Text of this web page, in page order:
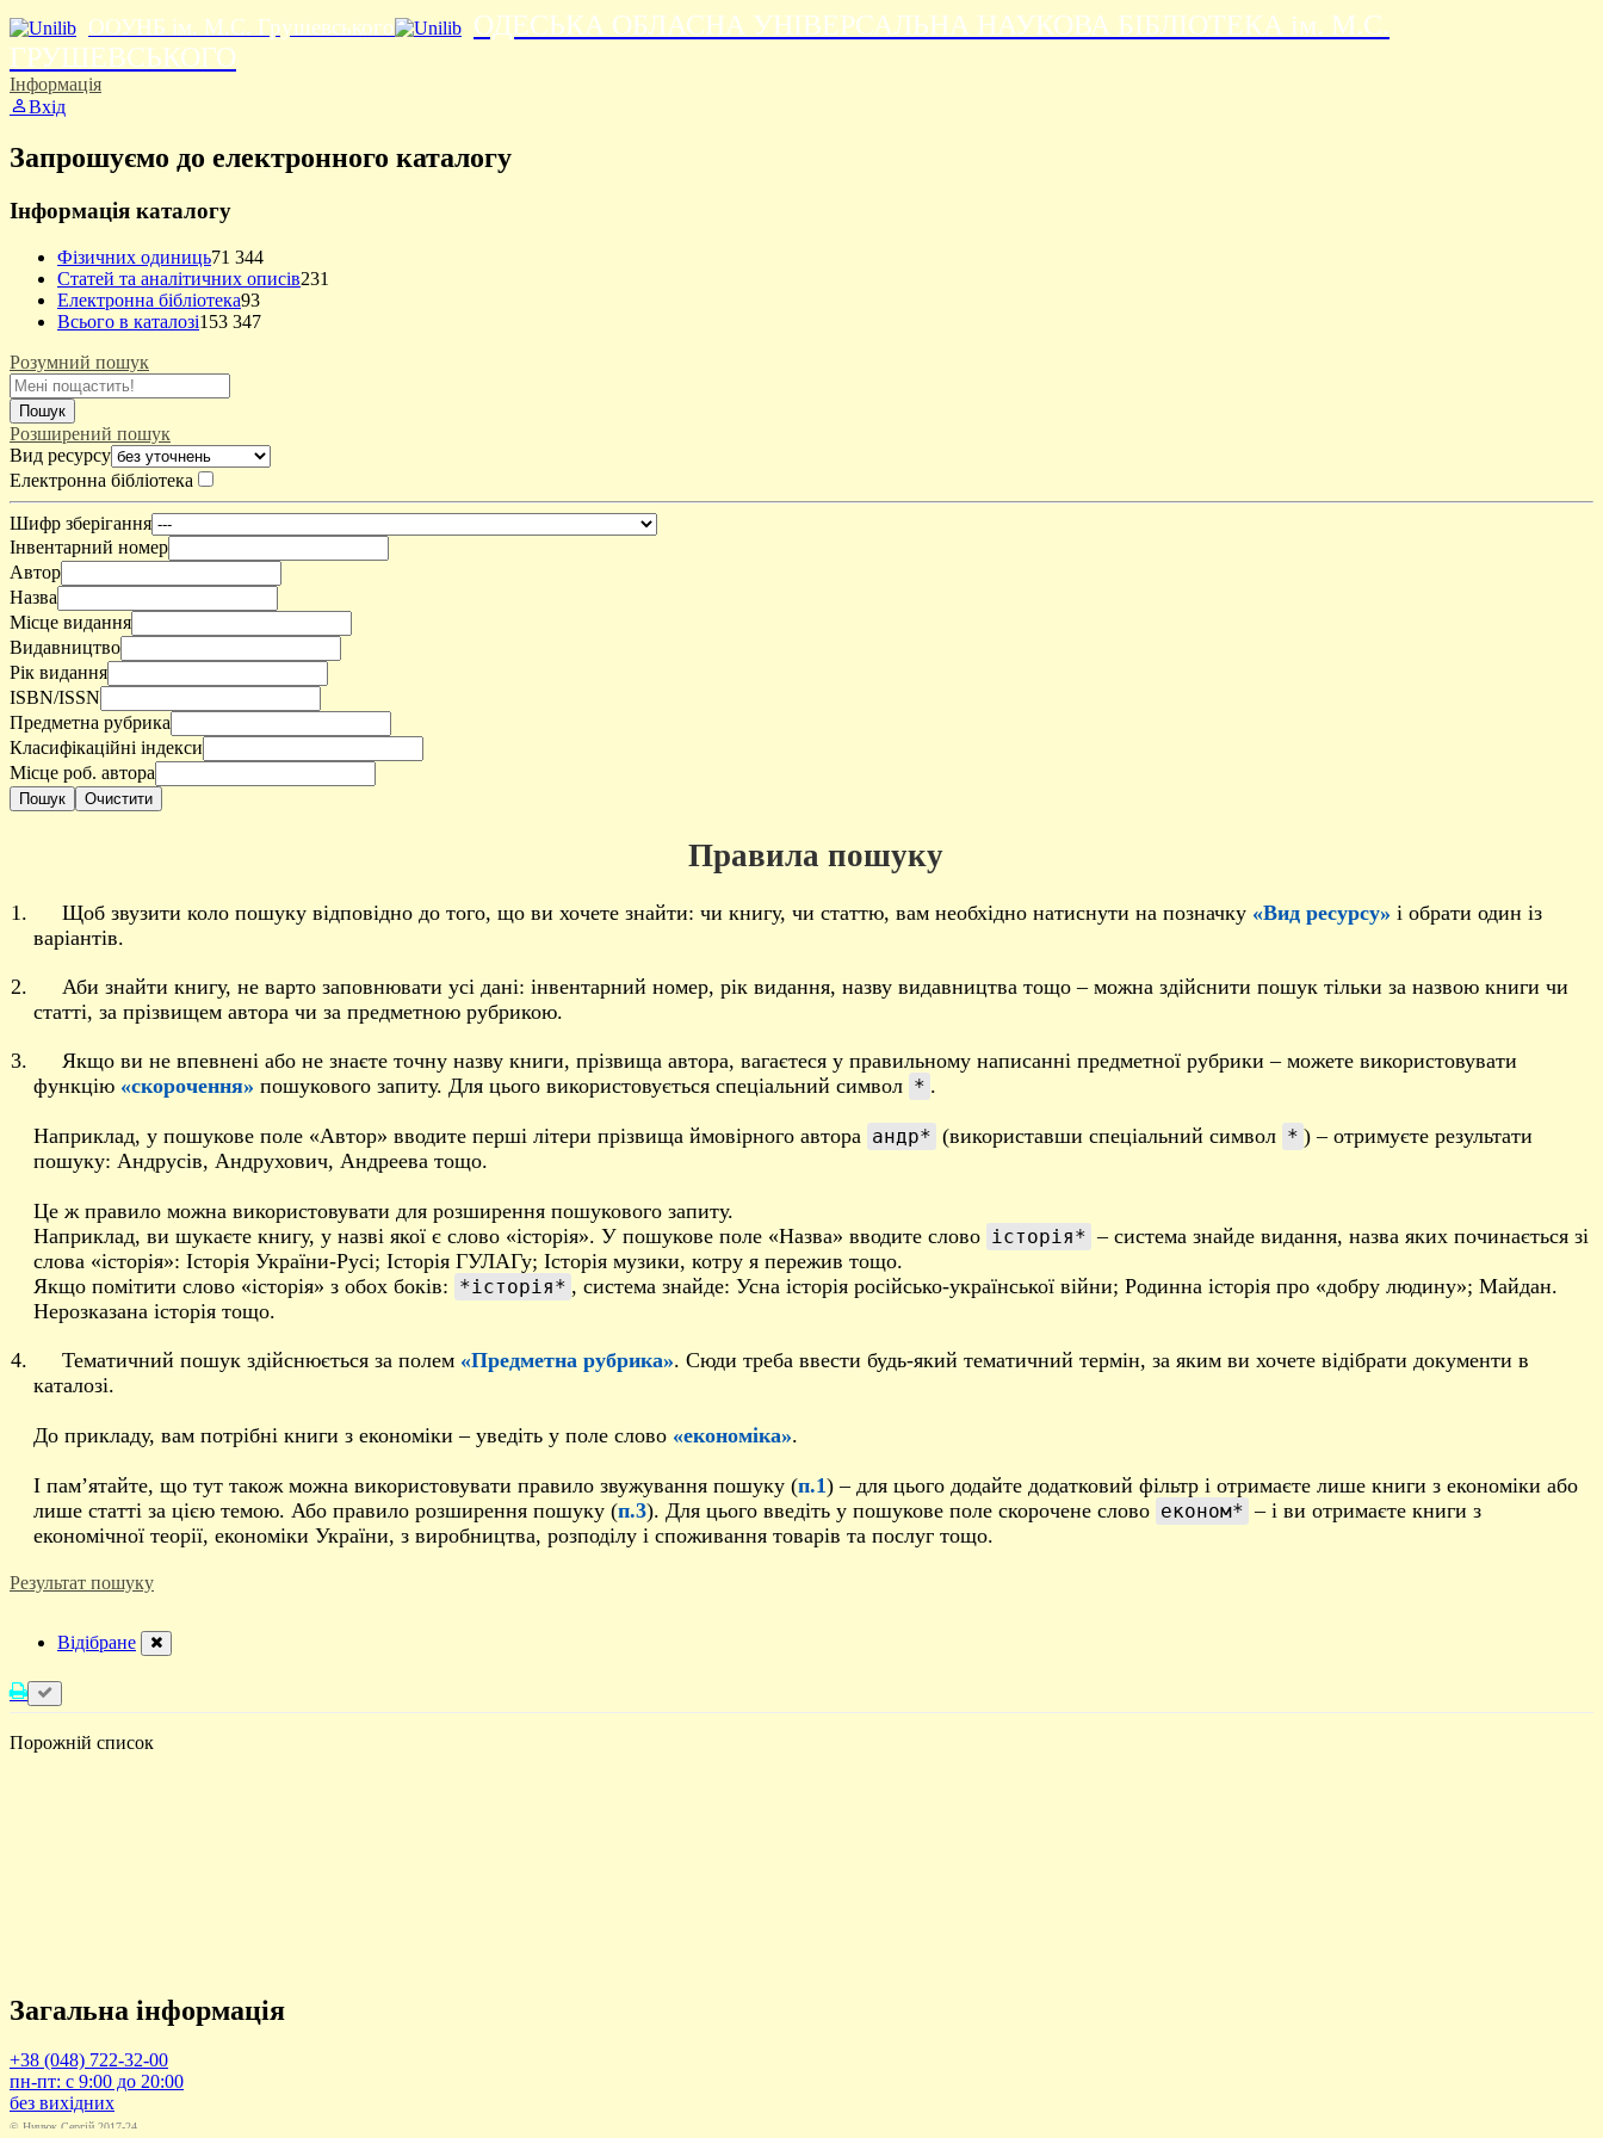
ООУНБ ім. М.С. Грушевського
ОДЕСЬКА ОБЛАСНА УНІВЕРСАЛЬНА НАУКОВА БІБЛІОТЕКА ім. М.С.
ГРУШЕВСЬКОГО
Інформація
Вхід
Запрошуємо до електронного каталогу
Інформація каталогу
Фізичних одиниць71 344
Статей та аналітичних описів231
Електронна бібліотека93
Всього в каталозі153 347
Розумний пошук
Пошук
Розширений пошук
Вид ресурсу
Електронна бібліотека
Шифр зберігання
Інвентарний номер
Автор
Назва
Місце видання
Видавництво
Рік видання
ISBN/ISSN
Предметна рубрика
Класифікаційні індекси
Місце роб. автора
Пошук Очистити
Правила пошуку
Щоб звузити коло пошуку відповідно до того, що ви хочете знайти: чи книгу, чи статтю, вам необхідно натиснути на позначку «Вид ресурсу» і обрати один із
варіантів.
Аби знайти книгу, не варто заповнювати усі дані: інвентарний номер, рік видання, назву видавництва тощо – можна здійснити пошук тільки за назвою книги чи
статті, за прізвищем автора чи за предметною рубрикою.
Якщо ви не впевнені або не знаєте точну назву книги, прізвища автора, вагаєтеся у правильному написанні предметної рубрики – можете використовувати
функцію «скорочення» пошукового запиту. Для цього використовується спеціальний символ * .
Наприклад, у пошукове поле «Автор» вводите перші літери прізвища ймовірного автора андр* (використавши спеціальний символ * ) – отримуєте результати
пошуку: Андрусів, Андрухович, Андреева тощо.
Це ж правило можна використовувати для розширення пошукового запиту.
Наприклад, ви шукаєте книгу, у назві якої є слово «історія». У пошукове поле «Назва» вводите слово історія* – система знайде видання, назва яких починається зі
слова «історія»: Історія України-Русі; Історія ГУЛАГу; Історія музики, котру я пережив тощо.
Якщо помітити слово «історія» з обох боків: *історія* , система знайде: Усна історія російсько-української війни; Родинна історія про «добру людину»; Майдан.
Нерозказана історія тощо.
Тематичний пошук здійснюється за полем «Предметна рубрика». Сюди треба ввести будь-який тематичний термін, за яким ви хочете відібрати документи в
каталозі.
До прикладу, вам потрібні книги з економіки – уведіть у поле слово «економіка».
І пам’ятайте, що тут також можна використовувати правило звужування пошуку (п.1) – для цього додайте додатковий фільтр і отримаєте лише книги з економіки або
лише статті за цією темою. Або правило розширення пошуку (п.3). Для цього введіть у пошукове поле скорочене слово економ* – і ви отримаєте книги з
економічної теорії, економіки України, з виробництва, розподілу і споживання товарів та послуг тощо.
Результат пошуку
Відібране
Порожній список
Загальна інформація
+38 (048) 722-32-00
пн-пт: с 9:00 до 20:00
без вихідних
© Ницюк Сергій 2017-24